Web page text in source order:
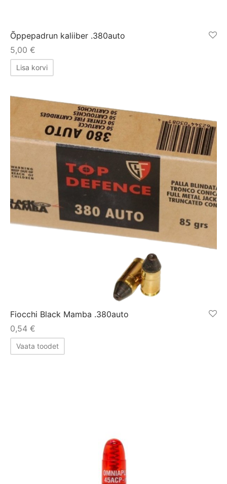
Õppepadrun kaliiber .380auto
5,00 €
Lisa korvi
Fiocchi Black Mamba .380auto
0,54 €
Vaata toodet